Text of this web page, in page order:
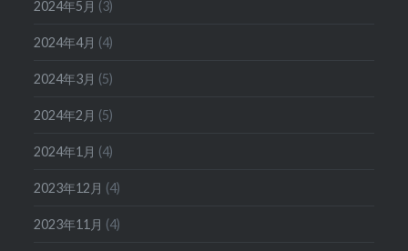
2024年5月 (3)
2024年4月 (4)
2024年3月 (5)
2024年2月 (5)
2024年1月 (4)
2023年12月 (4)
2023年11月 (4)